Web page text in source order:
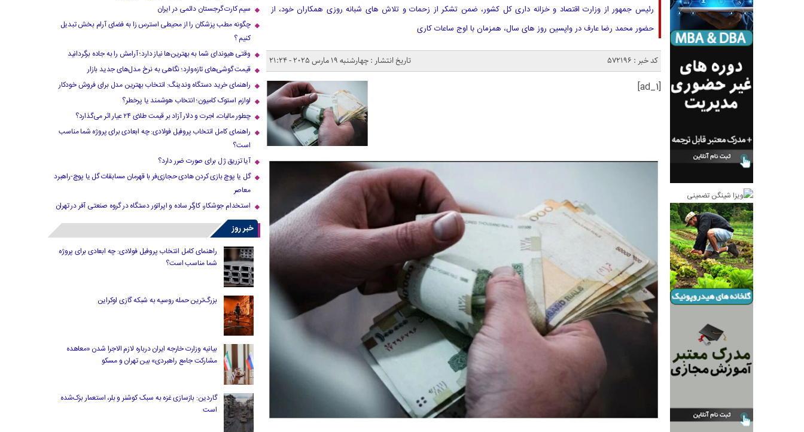
رئیس جمهور از وزارت اقتصاد و خزانه داری کل کشور، ضمن تشکر از زحمات و تلاش های شبانه روزی همکاران خود، از
حضور محمد رضا عارف در واپسین روز های سال، همزمان با اوج ساعات کاری
کد خبر : 572196 تاریخ انتشار : چهارشنبه 19 مارس 2025 - 21:24
[ad_1]
سیم کارت گرجستان دائمی در ایران
چگونه مطب پزشکان را از محیطی استرس زا به فضای آرام بخش تبدیل
کنیم ؟
وقتی هیوندای شما به بهترین‌ها نیاز دارد؛ آرامش را به جاده برگردانید
قیمت گوشی‌های تازه‌وارد؛ نگاهی به نرخ مدل‌های جدید بازار
راهنمای خرید دستگاه وندینگ: انتخاب بهترین مدل برای فروش خودکار
لوازم استوک کامیون؛ انتخاب هوشمند یا پرخطر؟
چطور مالیات، اجرت و دلار آزاد بر قیمت طلای ۲۴ عیار اثر می‌گذارد؟
راهنمای کامل انتخاب پروفیل فولادی: چه ابعادی برای پروژه شما مناسب
است؟
آیا تزریق ژل برای صورت ضرر دارد​؟
گل یا پوچ بازی کردن هادی حجازی‌فر با قهرمان مسابقات گل یا پوچ-راهبرد
معاصر
استخدام جوشکار، کارگر ساده و اپراتور دستگاه در گروه صنعتی آفر در تهران
خبر روز
راهنمای کامل انتخاب پروفیل فولادی: چه ابعادی برای پروژه
شما مناسب است؟
بزرگ‌ترین حمله روسیه به شبکه گازی اوکراین
بیانیه وزارت خارجه ایران درباره لازم‌ الاجرا شدن «معاهده
مشارکت جامع راهبردی» بین تهران و مسکو
گاردین: بازسازی غزه به سبک کوشنر و بلر، استعمار بزک‌شده
است